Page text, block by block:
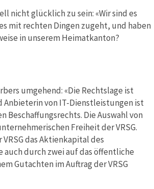
nicht glücklich zu sein: «Wir sind es
mit rechten Dingen zugeht, und haben
in unserem Heimatkanton?
umgehend: «Die Rechtslage ist
von IT-Dienstleistungen ist
Beschaffungsrechts. Die Auswahl von
Freiheit der VRSG.
das Aktienkapital des
durch zwei auf das öffentliche
Gutachten im Auftrag der VRSG